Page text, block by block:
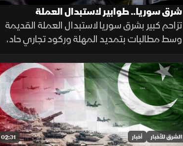
شرق سوريا.. طوابير لاستبدال العملة
القديمة وأزمة في الأسواق
تزاحم كبير بشرق سوريا لاستبدال العملة القديمة
وسط مطالبات بتمديد المهلة وركود تجاري حاد،
ومصرف سوريا المركزي يعلن تمديد مهلة
السحب في دير الزور والرقة والحسكة حتى 20
أغسطس الجاري.
02:31 الشرق للأخبار أخبار